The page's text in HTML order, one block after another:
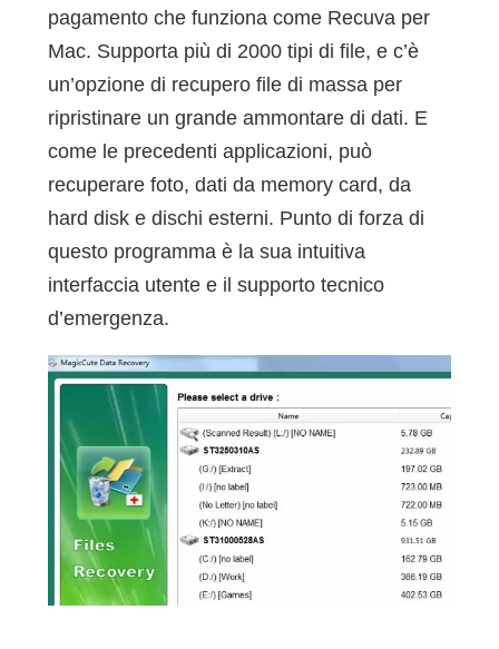
pagamento che funziona come Recuva per
Mac. Supporta più di 2000 tipi di file, e c’è
un’opzione di recupero file di massa per
ripristinare un grande ammontare di dati. E
come le precedenti applicazioni, può
recuperare foto, dati da memory card, da
hard disk e dischi esterni. Punto di forza di
questo programma è la sua intuitiva
interfaccia utente e il supporto tecnico
d’emergenza.